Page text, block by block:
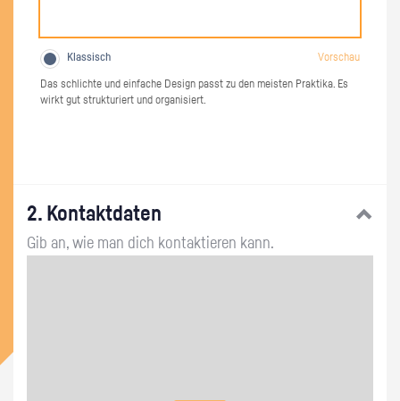
Klassisch Vorschau
Das schlichte und einfache Design passt zu den meisten Praktika. Es
wirkt gut strukturiert und organisiert.
2. Kontaktdaten
Gib an, wie man dich kontaktieren kann.